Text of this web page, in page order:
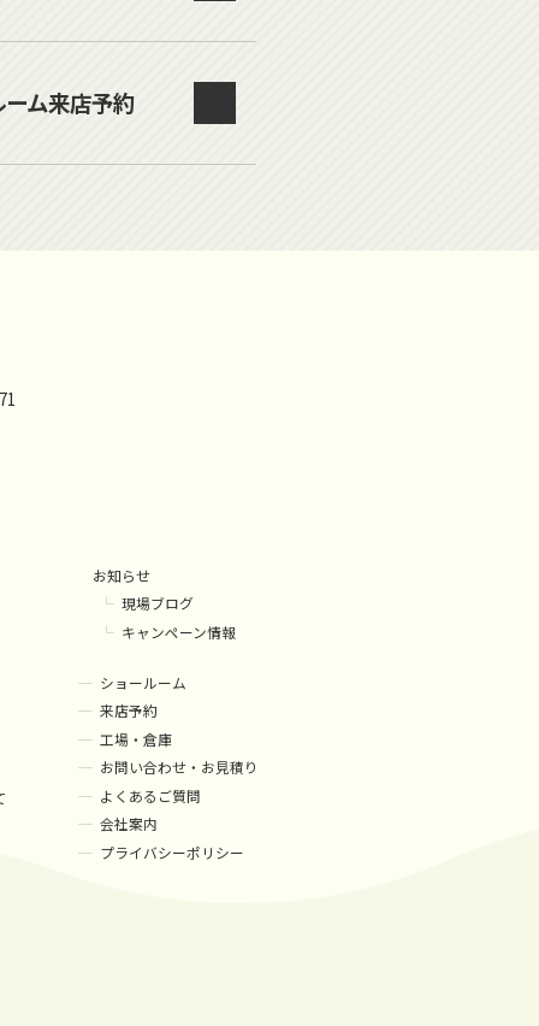
ム来店予約
お知らせ
現場ブログ
キャンペーン情報
ショールーム
来店予約
工場・倉庫
お問い合わせ・お見積り
よくあるご質問
会社案内
プライバシーポリシー